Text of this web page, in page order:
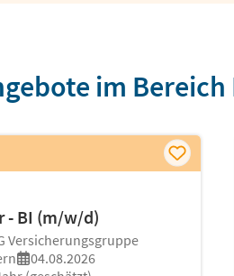
im Bereich
- BI (m/w/d)
Versicherungsgruppe
04.08.2026